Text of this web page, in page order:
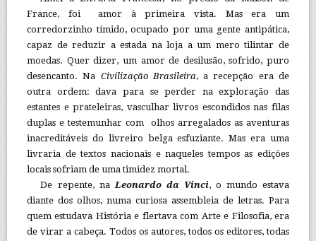
France, foi amor à primeira vista. Mas era um
corredorzinho tímido, ocupado por uma gente antipática,
capaz de reduzir a estada na loja a um mero tilintar de
moedas. Quer dizer, um amor de desilusão, sofrido, puro
desencanto. Na Civilização Brasileira, a recepção era de
outra ordem: dava para se perder na exploração das
estantes e prateleiras, vasculhar livros escondidos nas filas
duplas e testemunhar com olhos arregalados as aventuras
inacreditáveis do livreiro belga esfuziante. Mas era uma
livraria de textos nacionais e naqueles tempos as edições
locais sofriam de uma timidez mortal.
De repente, naLeonardo da Vinci, o mundo estava
diante dos olhos, numa curiosa assembleia de letras. Para
quem estudava História e flertava com Arte e Filosofia, era
de virar a cabeça. Todos os autores, todos os editores, todas